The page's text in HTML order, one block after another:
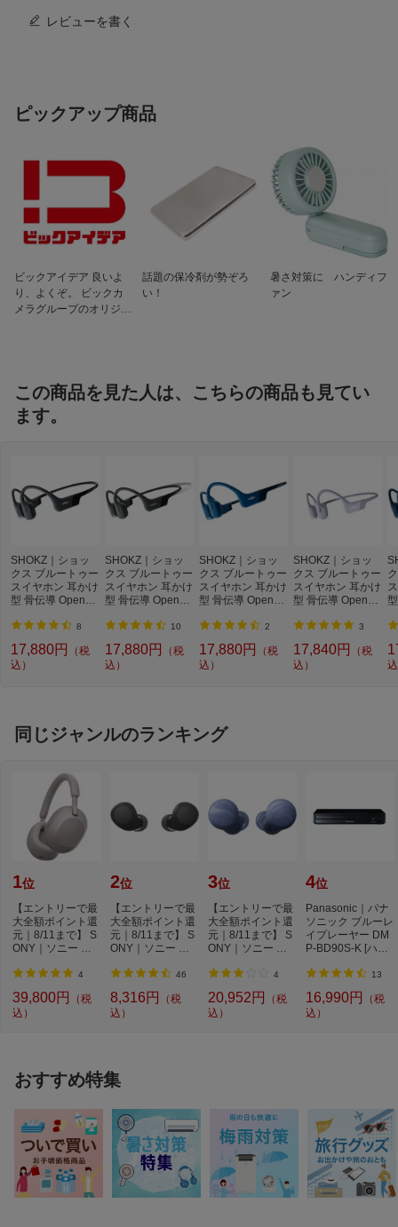
レビューを書く
ピックアップ商品
ビックアイデア 良いよ
り、よくぞ。 ビックカ
メラグループのオリジナ
話題の保冷剤が勢ぞろ
い！
暑さ対策に ハンディフ
ァン
この商品を見た人は、こちらの商品も見てい
ます。
SHOKZ｜ショッ
クス ブルートゥー
スイヤホン 耳かけ
型 骨伝導 OpenRu
SKZ-EP-000036
[ワイヤレス(ネッ
クバンド) /骨伝導
型 /Bluetooth対応]
8
17,880円
（税
込）
SHOKZ｜ショッ
クス ブルートゥー
スイヤホン 耳かけ
型 骨伝導 OpenRu
KZ-EP-000012 [ワ
イヤレス(ネックバ
ンド) /骨伝導型 /Bl
uetooth対応]【rb_
10
17,880円
（税
込）
SHOKZ｜ショッ
クス ブルートゥー
スイヤホン 耳かけ
型 骨伝導 OpenRu
KZ-EP-000037 [ワ
イヤレス(ネックバ
ンド) /骨伝導型 /Bl
uetooth対応]
2
17,880円
（税
込）
SHOKZ｜ショッ
クス ブルートゥー
スイヤホン 耳かけ
型 骨伝導 OpenRu
P-000055 [ワイヤ
レス(ネックバン
ド) /骨伝導型 /Blu
etooth対応]
3
17,840円
（税
込）
h
同じジャンルのランキング
1位
【エントリーで最
大全額ポイント還
元｜8/11まで】 S
ONY｜ソニー ブ
ド...
4
39,800円
（税
込）
2位
【エントリーで最
大全額ポイント還
元｜8/11まで】 S
ONY｜ソニー 完
ホ...
46
8,316円
（税
込）
3位
【エントリーで最
大全額ポイント還
元｜8/11まで】 S
ONY｜ソニー 完
ホ...
4
20,952円
（税
込）
4位
Panasonic｜パナ
ソニック ブルーレ
イプレーヤー DM
P-BD90S-K [ハイ
用...
13
16,990円
（税
込）
おすすめ特集